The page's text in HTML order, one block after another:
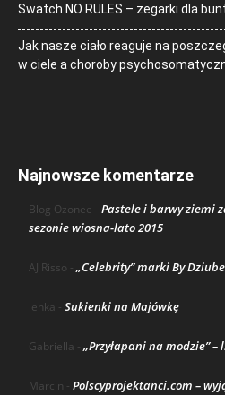
Swatch NO RULES – zegarki dla
Jak nasze ciało reaguje na
w ciele a choroby
Najnowsze komentarze
Blog Ozonee - Pastele i barwy ziemi
sezonie wiosna-lato 2015
AJ Risso - „Celebrity” marki By
lenka - Sukienki na Majówkę
Gabriella - „Przyłapani na modzie” –
Marcin - Polscyprojektanci.com –